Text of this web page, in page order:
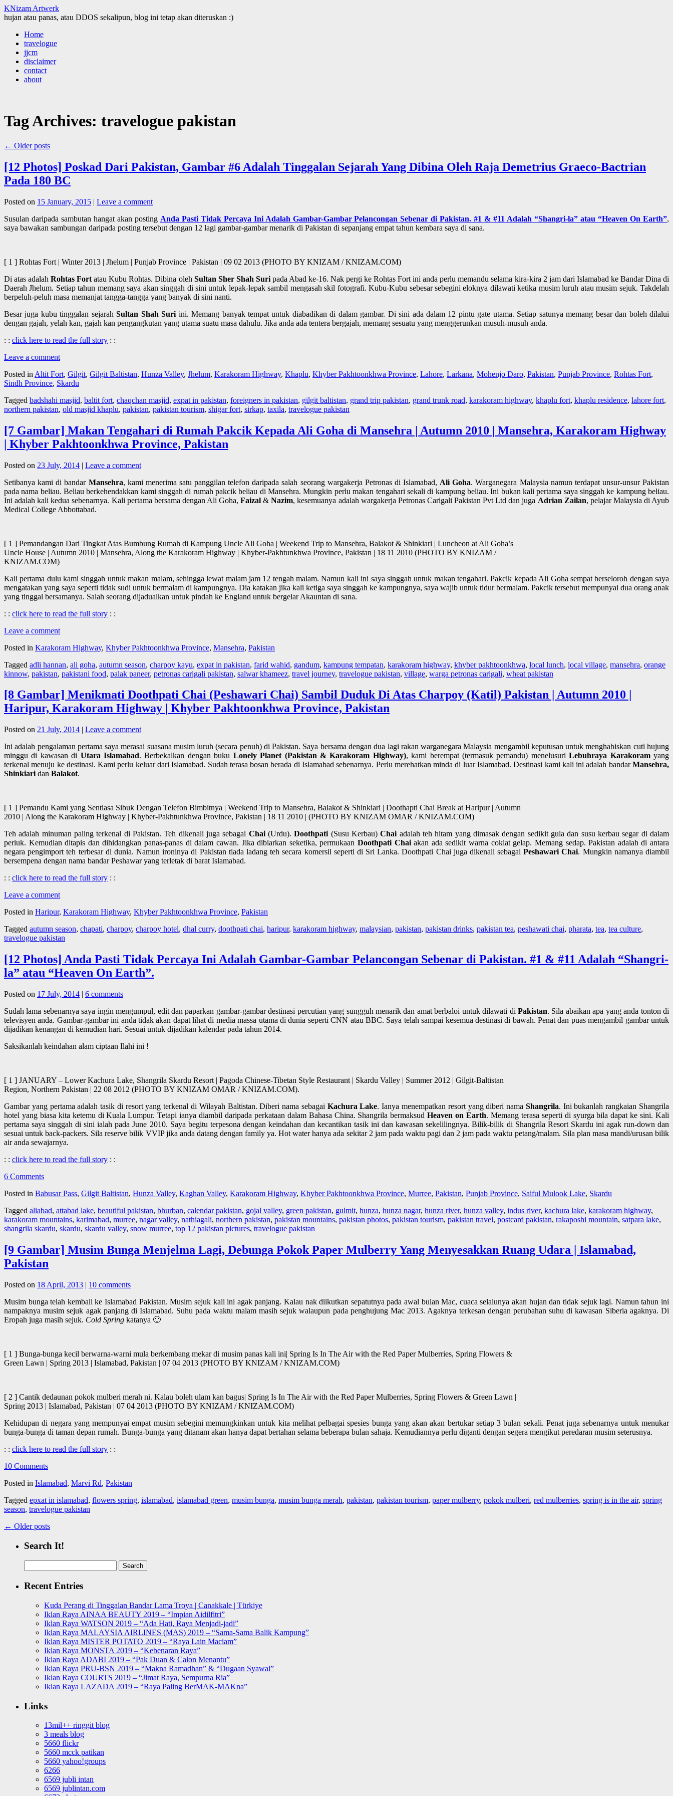
KNizam Artwerk
hujan atau panas, atau DDOS sekalipun, blog ini tetap akan diteruskan :)
Skip
content
Home
travelogue
jjcm
disclaimer
contact
about
Tag Archives: travelogue pakistan
← Older posts
[12 Photos] Poskad Dari Pakistan, Gambar #6 Adalah Tinggalan Sejarah Yang Dibina Oleh Raja Demetrius Graeco-Bactrian
Pada 180 BC
Posted on 15 January, 2015 | Leave a comment
Susulan daripada sambutan hangat akan posting Anda Pasti Tidak Percaya Ini Adalah Gambar-Gambar Pelancongan Sebenar di Pakistan. #1 & #11 Adalah “Shangri-la” atau “Heaven On Earth”,
saya bawakan sambungan daripada posting tersebut dengan 12 lagi gambar-gambar menarik di Pakistan di sepanjang empat tahun kembara saya di sana.
[ 1 ] Rohtas Fort | Winter 2013 | Jhelum | Punjab Province | Pakistan | 09 02 2013 (PHOTO BY KNIZAM / KNIZAM.COM)
Di atas adalahRohtas Fort atau Kubu Rohtas. Dibina oleh Sultan Sher Shah Suripada Abad ke-16. Nak pergi ke Rohtas Fort ini anda perlu memandu selama kira-kira 2 jam dari Islamabad ke Bandar Dina di
Daerah Jhelum. Setiap tahun memang saya akan singgah di sini untuk lepak-lepak sambil mengasah skil fotografi. Kubu-Kubu sebesar sebegini eloknya dilawati ketika musim luruh atau musim sejuk. Takdelah
berpeluh-peluh masa memanjat tangga-tangga yang banyak di sini nanti.
Besar juga kubu tinggalan sejarahSultan Shah Suri ini. Memang banyak tempat untuk diabadikan di dalam gambar. Di sini ada dalam 12 pintu gate utama. Setiap satunya memang besar dan boleh dilalui
dengan gajah, yelah kan, gajah kan pengangkutan yang utama suatu masa dahulu. Jika anda ada tentera bergajah, memang sesuatu yang menggerunkan musuh-musuh anda.
: : click here to read the full story : :
Leave a comment
Posted in Altit Fort, Gilgit, Gilgit Baltistan, Hunza Valley, Jhelum, Karakoram Highway, Khaplu, Khyber Pakhtoonkhwa Province, Lahore, Larkana, Mohenjo Daro, Pakistan, Punjab Province, Rohtas Fort,
Sindh Province, Skardu
Tagged badshahi masjid, baltit fort, chaqchan masjid, expat in pakistan, foreigners in pakistan, gilgit baltistan, grand trip pakistan, grand trunk road, karakoram highway, khaplu fort, khaplu residence, lahore fort,
northern pakistan, old masjid khaplu, pakistan, pakistan tourism, shigar fort, sirkap, taxila, travelogue pakistan
[7 Gambar] Makan Tengahari di Rumah Pakcik Kepada Ali Goha di Mansehra | Autumn 2010 | Mansehra, Karakoram Highway
| Khyber Pakhtoonkhwa Province, Pakistan
Posted on 23 July, 2014 | Leave a comment
Setibanya kami di bandar Mansehra, kami menerima satu panggilan telefon daripada salah seorang wargakerja Petronas di Islamabad, Ali Goha. Warganegara Malaysia namun terdapat unsur-unsur Pakistan
pada nama beliau. Beliau berkehendakkan kami singgah di rumah pakcik beliau di Mansehra. Mungkin perlu makan tengahari sekali di kampung beliau. Ini bukan kali pertama saya singgah ke kampung beliau.
Ini adalah kali kedua sebenarnya. Kali pertama bersama dengan Ali Goha,Faizal &Nazim, kesemuanya adalah wargakerja Petronas Carigali Pakistan Pvt Ltd dan juga Adrian Zailan, pelajar Malaysia di Ayub
Medical College Abbottabad.
[ 1 ] Pemandangan Dari Tingkat Atas Bumbung Rumah di Kampung Uncle Ali Goha | Weekend Trip to Mansehra, Balakot & Shinkiari | Luncheon at Ali Goha’s
Uncle House | Autumn 2010 | Mansehra, Along the Karakoram Highway | Khyber-Pakhtunkhwa Province, Pakistan | 18 11 2010 (PHOTO BY KNIZAM /
KNIZAM.COM)
Kali pertama dulu kami singgah untuk makan malam, sehingga lewat malam jam 12 tengah malam. Namun kali ini saya singgah untuk makan tengahari. Pakcik kepada Ali Goha sempat berseloroh dengan saya
mengatakan yang saya seperti tidak sudi untuk bermalam di kampungnya. Dia katakan jika kali ketiga saya singgah ke kampungnya, saya wajib untuk tidur bermalam. Pakcik tersebut mempunyai dua orang anak
yang tinggal bersamanya. Salah seorang dijadualkan untuk pindah ke England untuk bergelar Akauntan di sana.
: : click here to read the full story : :
Leave a comment
Posted in Karakoram Highway, Khyber Pakhtoonkhwa Province, Mansehra, Pakistan
Tagged adli hannan, ali goha, autumn season, charpoy kayu, expat in pakistan, farid wahid, gandum, kampung tempatan, karakoram highway, khyber pakhtoonkhwa, local lunch, local village, mansehra, orange
kinnow, pakistan, pakistani food, palak paneer, petronas carigali pakistan, salwar khameez, travel journey, travelogue pakistan, village, warga petronas carigali, wheat pakistan
[8 Gambar] Menikmati Doothpati Chai (Peshawari Chai) Sambil Duduk Di Atas Charpoy (Katil) Pakistan | Autumn 2010 |
Haripur, Karakoram Highway | Khyber Pakhtoonkhwa Province, Pakistan
Posted on 21 July, 2014 | Leave a comment
Ini adalah pengalaman pertama saya merasai suasana musim luruh (secara penuh) di Pakistan. Saya bersama dengan dua lagi rakan warganegara Malaysia mengambil keputusan untuk menghabiskan cuti hujung
minggu di kawasan di Utara Islamabad. Berbekalkan dengan buku Lonely Planet (Pakistan & Karakoram Highway), kami berempat (termasuk pemandu) menelusuriLebuhraya Karakoramyang
terkenal menuju ke destinasi. Kami perlu keluar dari Islamabad. Sudah terasa bosan berada di Islamabad sebenarnya. Perlu merehatkan minda di luar Islamabad. Destinasi kami kali ini adalah bandarMansehra,
Shinkiari dan Balakot.
[ 1 ] Pemandu Kami yang Sentiasa Sibuk Dengan Telefon Bimbitnya | Weekend Trip to Mansehra, Balakot & Shinkiari | Doothapti Chai Break at Haripur | Autumn
2010 | Along the Karakoram Highway | Khyber-Pakhtunkhwa Province, Pakistan | 18 11 2010 | (PHOTO BY KNIZAM OMAR / KNIZAM.COM)
Teh adalah minuman paling terkenal di Pakistan. Teh dikenali juga sebagai Chai(Urdu).Doothpati (Susu Kerbau) Chai adalah teh hitam yang dimasak dengan sedikit gula dan susu kerbau segar di dalam
periuk. Kemudian ditapis dan dihidangkan panas-panas di dalam cawan. Jika dibiarkan seketika, permukaan Doothpati Chaiakan ada sedikit warna coklat gelap. Memang sedap. Pakistan adalah di antara
negara pengimport teh terbesar di dunia. Namun ironinya di Pakistan tiada ladang teh secara komersil seperti di Sri Lanka. Doothpati Chai juga dikenali sebagaiPeshawari Chai. Mungkin namanya diambil
bersempena dengan nama bandar Peshawar yang terletak di barat Islamabad.
: : click here to read the full story : :
Leave a comment
Posted in Haripur, Karakoram Highway, Khyber Pakhtoonkhwa Province, Pakistan
Tagged autumn season, chapati, charpoy, charpoy hotel, dhal curry, doothpati chai, haripur, karakoram highway, malaysian, pakistan, pakistan drinks, pakistan tea, peshawati chai, pharata, tea, tea culture,
travelogue pakistan
[12 Photos] Anda Pasti Tidak Percaya Ini Adalah Gambar-Gambar Pelancongan Sebenar di Pakistan. #1 & #11 Adalah “Shangri-
la” atau “Heaven On Earth”.
Posted on 17 July, 2014 | 6 comments
Sudah lama sebenarnya saya ingin mengumpul, edit dan paparkan gambar-gambar destinasi percutian yang sungguh menarik dan amat berbaloi untuk dilawati di Pakistan. Sila abaikan apa yang anda tonton di
televisyen anda. Gambar-gambar ini anda tidak akan dapat lihat di media massa utama di dunia seperti CNN atau BBC. Saya telah sampai kesemua destinasi di bawah. Penat dan puas mengambil gambar untuk
dijadikan kenangan di kemudian hari. Sesuai untuk dijadikan kalendar pada tahun 2014.
Saksikanlah keindahan alam ciptaan Ilahi ini !
[ 1 ] JANUARY – Lower Kachura Lake, Shangrila Skardu Resort | Pagoda Chinese-Tibetan Style Restaurant | Skardu Valley | Summer 2012 | Gilgit-Baltistan
Region, Northern Pakistan | 22 08 2012 (PHOTO BY KNIZAM OMAR / KNIZAM.COM).
Gambar yang pertama adalah tasik di resort yang terkenal di Wilayah Baltistan. Diberi nama sebagai Kachura Lake. Ianya menempatkan resort yang diberi nama Shangrila. Ini bukanlah rangkaian Shangrila
hotel yang biasa kita ketemu di Kuala Lumpur. Tetapi ianya diambil daripada perkataan dalam Bahasa China. Shangrila bermaksudHeaven on Earth. Memang terasa seperti di syurga bila dapat ke sini. Kali
pertama saya singgah di sini ialah pada June 2010. Saya begitu terpesona dengan keindahan dan kecantikan tasik ini dan kawasan sekelilingnya. Bilik-bilik di Shangrila Resort Skardu ini agak run-down dan
sesuai untuk back-packers. Sila reserve bilik VVIP jika anda datang dengan family ya. Hot water hanya ada sekitar 2 jam pada waktu pagi dan 2 jam pada waktu petang/malam. Sila plan masa mandi/urusan bilik
air anda sewajarnya.
: : click here to read the full story : :
6 Comments
Posted in Babusar Pass, Gilgit Baltistan, Hunza Valley, Kaghan Valley, Karakoram Highway, Khyber Pakhtoonkhwa Province, Murree, Pakistan, Punjab Province, Saiful Mulook Lake, Skardu
Tagged aliabad, attabad lake, beautiful pakistan, bhurban, calendar pakistan, gojal valley, green pakistan, gulmit, hunza, hunza nagar, hunza river, hunza valley, indus river, kachura lake, karakoram highway,
karakoram mountains, karimabad, murree, nagar valley, nathiagali, northern pakistan, pakistan mountains, pakistan photos, pakistan tourism, pakistan travel, postcard pakistan, rakaposhi mountain, satpara lake,
shangrila skardu, skardu, skardu valley, snow murree, top 12 pakistan pictures, travelogue pakistan
[9 Gambar] Musim Bunga Menjelma Lagi, Debunga Pokok Paper Mulberry Yang Menyesakkan Ruang Udara | Islamabad,
Pakistan
Posted on 18 April, 2013 | 10 comments
Musim bunga telah kembali ke Islamabad Pakistan. Musim sejuk kali ini agak panjang. Kalau nak diikutkan sepatutnya pada awal bulan Mac, cuaca selalunya akan hujan dan tidak sejuk lagi. Namun tahun ini
nampaknya musim sejuk agak panjang di Islamabad. Suhu pada waktu malam masih sejuk walaupun pada penghujung Mac 2013. Agaknya terkesan dengan perubahan suhu di kawasan Siberia agaknya. Di
Eropah juga masih sejuk. Cold Spring katanya 🙂
[ 1 ] Bunga-bunga kecil berwarna-warni mula berkembang mekar di musim panas kali ini| Spring Is In The Air with the Red Paper Mulberries, Spring Flowers &
Green Lawn | Spring 2013 | Islamabad, Pakistan | 07 04 2013 (PHOTO BY KNIZAM / KNIZAM.COM)
[ 2 ] Cantik dedaunan pokok mulberi merah ni. Kalau boleh ulam kan bagus| Spring Is In The Air with the Red Paper Mulberries, Spring Flowers & Green Lawn |
Spring 2013 | Islamabad, Pakistan | 07 04 2013 (PHOTO BY KNIZAM / KNIZAM.COM)
Kehidupan di negara yang mempunyai empat musim sebegini memungkinkan untuk kita melihat pelbagai spesies bunga yang akan akan bertukar setiap 3 bulan sekali. Penat juga sebenarnya untuk menukar
bunga-bunga di taman depan rumah. Bunga-bunga yang ditanam akan hanya dapat bertahan selama beberapa bulan sahaja. Kemudiannya perlu diganti dengan segera mengikut peredaran musim seterusnya.
: : click here to read the full story : :
10 Comments
Posted in Islamabad, Marvi Rd, Pakistan
Tagged epxat in islamabad, flowers spring, islamabad, islamabad green, musim bunga, musim bunga merah, pakistan, pakistan tourism, paper mulberry, pokok mulberi, red mulberries, spring is in the air, spring
season, travelogue pakistan
← Older posts
Search It!
for:
Recent Entries
Kuda Perang di Tinggalan Bandar Lama Troya | Canakkale | Türkiye
Iklan Raya AINAA BEAUTY 2019 – “Impian Aidilfitri”
Iklan Raya WATSON 2019 – “Ada Hati, Raya Menjadi-jadi”
Iklan Raya MALAYSIA AIRLINES (MAS) 2019 – “Sama-Sama Balik Kampung”
Iklan Raya MISTER POTATO 2019 – “Raya Lain Maciam”
Iklan Raya MONSTA 2019 – “Kebenaran Raya”
Iklan Raya ADABI 2019 – “Pak Duan & Calon Menantu”
Iklan Raya PRU-BSN 2019 – “Makna Ramadhan” & “Dugaan Syawal”
Iklan Raya COURTS 2019 – “Jimat Raya, Sempurna Ria”
Iklan Raya LAZADA 2019 – “Raya Paling BerMAK-MAKna”
Links
13mil++ ringgit blog
3 meals blog
5660 flickr
5660 mcck patikan
5660 yahoo!groups
6266
6569 jubli intan
6569 jublintan.com